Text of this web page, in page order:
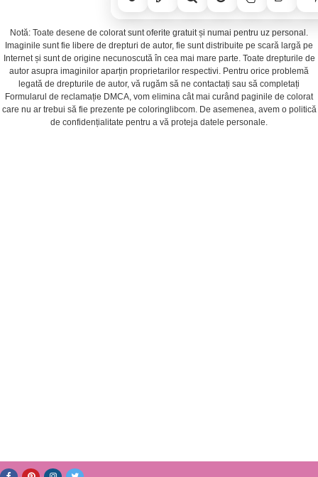
Notă: Toate desene de colorat sunt oferite gratuit și numai pentru uz personal.
Imaginile sunt fie libere de drepturi de autor, fie sunt distribuite pe scară largă pe
Internet și sunt de origine necunoscută în cea mai mare parte. Toate drepturile de
autor asupra imaginilor aparțin proprietarilor respectivi. Pentru orice problemă
legată de drepturile de autor, vă rugăm să ne contactați sau să completați
Formularul de reclamație DMCA, vom elimina cât mai curând paginile de colorat
care nu ar trebui să fie prezente pe coloringlibcom. De asemenea, avem o politică
de confidențialitate pentru a vă proteja datele personale.